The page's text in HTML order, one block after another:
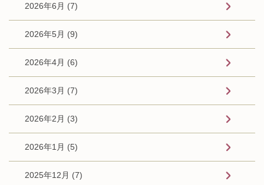
2026年6月 (7)
2026年5月 (9)
2026年4月 (6)
2026年3月 (7)
2026年2月 (3)
2026年1月 (5)
2025年12月 (7)